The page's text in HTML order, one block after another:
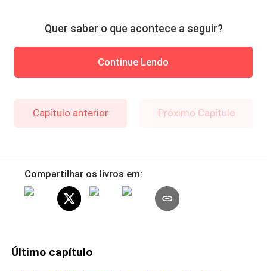
Quer saber o que acontece a seguir?
Continue Lendo
Capítulo anterior Próximo Capítulo
Compartilhar os livros em:
Último capítulo